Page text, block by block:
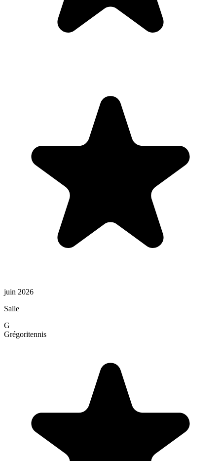
juin 2026
Salle
G
Grégoritennis